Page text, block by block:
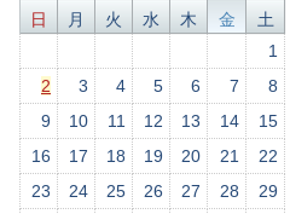
日 月 火 水 木 金
土
1
2
3 4 5 6 7
8
9
10 11 12 13 14
15
16
17 18 19 20 21
22
23
24 25 26 27 28
29